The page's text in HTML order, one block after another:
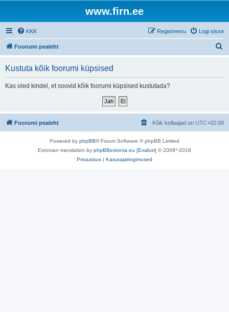
www.firn.ee
KKK Logi sisse
Registreeru
Foorumi pealeht
Kustuta kõik foorumi küpsised
Kas oled kindel, et soovid kõik foorumi küpsised kustutada?
Foorumi pealeht Kõik kellaajad on UTC+02:00
Powered by phpBB® Forum Software © phpBB Limited
Estonian translation by phpBBestonia.eu [Exabot] © 2008*-2018
Privaatsus | Kasutajatingimused